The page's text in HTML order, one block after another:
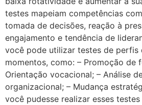
testes mapeiam competências
tomada de decisões, reação à
engajamento e tendência de
você pode utilizar testes de perfis
momentos, como: – Promoção de
Orientação vocacional; – Análise
organizacional; – Mudança
você pudesse realizar esses